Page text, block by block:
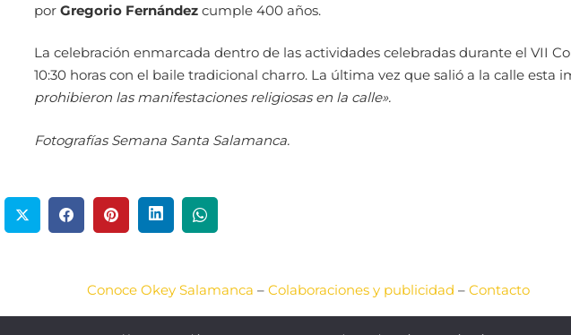
por Gregorio Fernándezcumple 400 años.
La celebración enmarcada dentro de las actividades celebradas durante el VII
10:30 horas con el baile tradicional charro. La última vez que salió a la calle esta
prohibieron las manifestaciones religiosas en la calle».
Fotografías Semana Santa Salamanca.
Conoce Okey Salamanca – Colaboraciones y publicidad – Contacto